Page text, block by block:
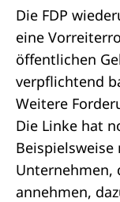
Die FDP
eine
öffentlichen
verpflichtend
Weitere
Die Linke hat
Unternehmen,
annehmen,